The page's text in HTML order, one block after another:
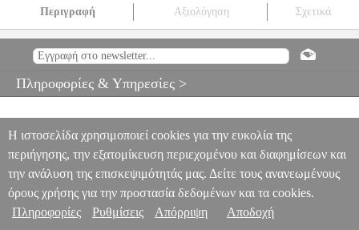
Περιγραφή Αξιολόγηση Σχετικά
ΜΑΥΡΟ PER.222283 PER.222283
EUROLAMP
ΔΙΑΚΟΠΤΗΣ 2Μ ΑΠΛΟΣ ΜΕ ΛΥΧΝΙΑ ΜΑΥΡΟ
Πληροφορίες & Υπηρεσίες >
Η ιστοσελίδα χρησιμοποιεί cookies για την ευκολία της
περιήγησης, την εξατομίκευση περιεχομένου και διαφημίσεων και
την ανάλυση της επισκεψιμότητάς μας. Δείτε τους ανανεωμένους
όρους χρήσης για την προστασία δεδομένων και τα cookies.
Πληροφορίες
Ρυθμίσεις Απόρριψη Αποδοχή